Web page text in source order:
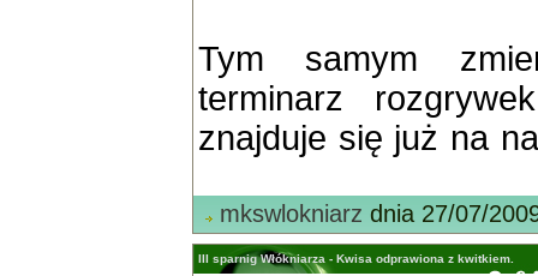
Tym samym
terminarz
znajduje się już na
mkswlokniarz dnia 27/07/
III sparnig Włókniarza - Kwisa odprawiona z kwitkiem.